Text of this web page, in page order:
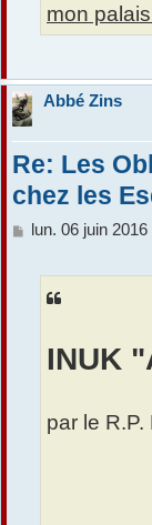
mon
Abbé Zins
Re: Les
chez les
M
lun. 06 juin 2016
INUK
par le